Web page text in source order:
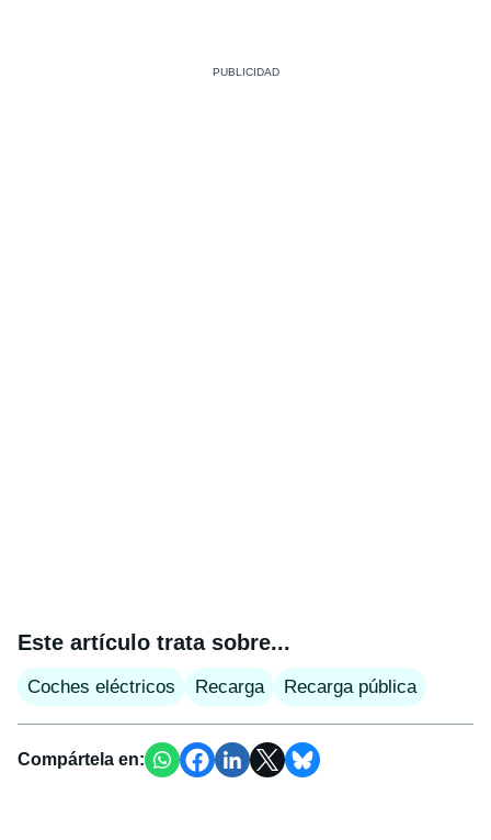
Este artículo trata sobre...
Coches eléctricos Recarga Recarga pública
Compártela en: